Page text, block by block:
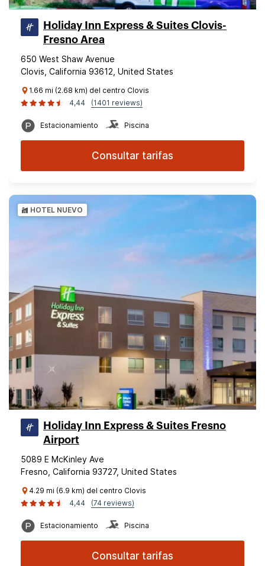
Holiday Inn Express & Suites Clovis-
Fresno Area
650 West Shaw Avenue
Clovis, California 93612, United States
1.66 mi (2.68 km) del centro Clovis
4,44
(1401 reviews)
Estacionamiento Piscina
Consultar tarifas
HOTEL NUEVO
Holiday Inn Express & Suites Fresno
Airport
5089 E McKinley Ave
Fresno, California 93727, United States
4.29 mi (6.9 km) del centro Clovis
4,44
(74 reviews)
Estacionamiento Piscina
Consultar tarifas